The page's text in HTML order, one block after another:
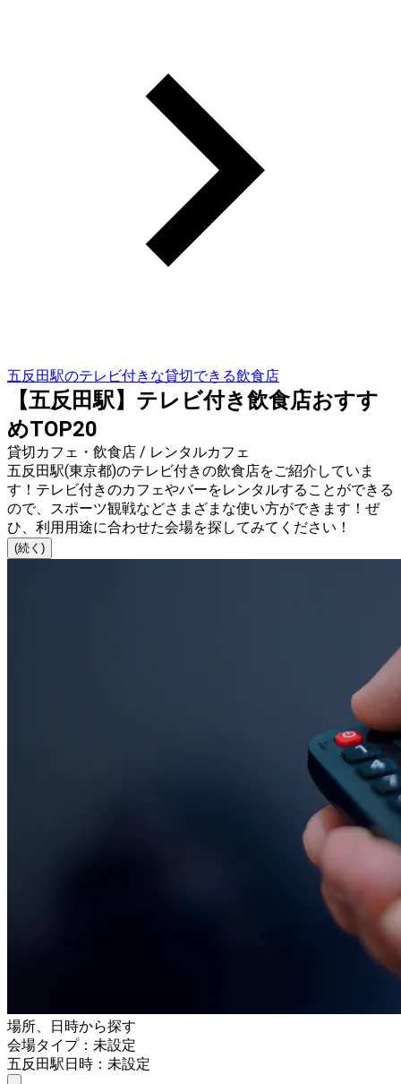
五反田駅のテレビ付きな貸切できる飲食店
【五反田駅】テレビ付き飲食店おすす
めTOP20
貸切カフェ・飲食店 / レンタルカフェ
五反田駅(東京都)のテレビ付きの飲食店をご紹介していま
す！テレビ付きのカフェやバーをレンタルすることができる
ので、スポーツ観戦などさまざまな使い方ができます！ぜ
ひ、利用用途に合わせた会場を探してみてください！
(続く)
場所、日時から探す
会場タイプ：未設定
五反田駅日時：未設定